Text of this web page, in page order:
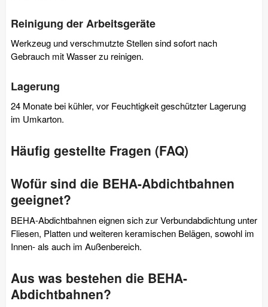
Reinigung der Arbeitsgeräte
Werkzeug und verschmutzte Stellen sind sofort nach
Gebrauch mit Wasser zu reinigen.
Lagerung
24 Monate bei kühler, vor Feuchtigkeit geschützter Lagerung
im Umkarton.
Häufig gestellte Fragen (FAQ)
Wofür sind die BEHA-Abdichtbahnen
geeignet?
BEHA-Abdichtbahnen eignen sich zur Verbundabdichtung unter
Fliesen, Platten und weiteren keramischen Belägen, sowohl im
Innen- als auch im Außenbereich.
Aus was bestehen die BEHA-
Abdichtbahnen?